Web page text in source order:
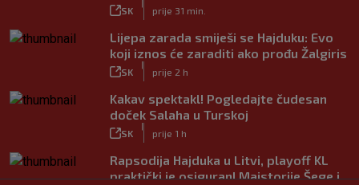
SK prije 31 min.
Lijepa zarada smiješi se Hajduku: Evo
koji iznos će zaraditi ako prođu Žalgiris
SK prije 2 h
Kakav spektakl! Pogledajte čudesan
doček Salaha u Turskoj
SK prije 1 h
Rapsodija Hajduka u Litvi, playoff KL
praktički je osiguran! Majstorije Šege i